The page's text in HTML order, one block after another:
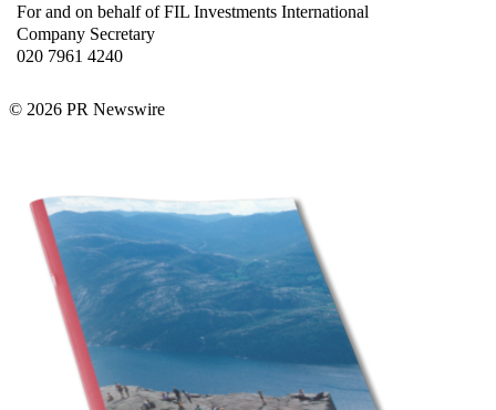
For and on behalf of FIL Investments International
Company Secretary
020 7961 4240
© 2026 PR Newswire